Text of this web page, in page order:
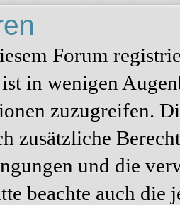
Forum
in wenigen
zuzugreifen.
zusätzliche
und die
beachte auch